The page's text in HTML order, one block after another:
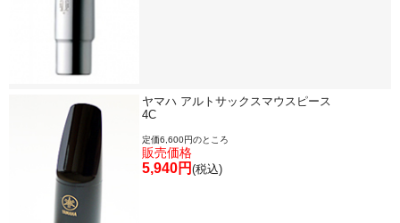
ヤマハ アルトサックスマウスピース
4C
定価6,600円のところ
販売価格
5,940円 (税込)